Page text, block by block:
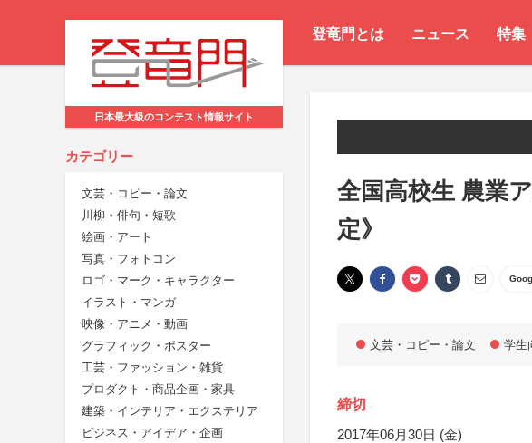
登竜門とは ニュース 特集
日本最大級のコンテスト情報サイト
カテゴリー
文芸・コピー・論文
川柳・俳句・短歌
絵画・アート
写真・フォトコン
ロゴ・マーク・キャラクター
イラスト・マンガ
映像・アニメ・動画
グラフィック・ポスター
工芸・ファッション・雑貨
プロダクト・商品企画・家具
建築・インテリア・エクステリア
ビジネス・アイデア・企画
全国高校生 農業
定》
文芸・コピー・論文 学生
締切
2017年06月30日 (金)